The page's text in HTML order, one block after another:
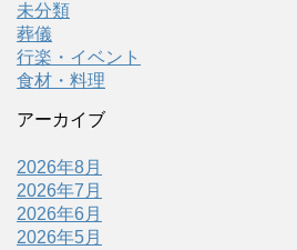
未分類
葬儀
行楽・イベント
食材・料理
アーカイブ
2026年8月
2026年7月
2026年6月
2026年5月